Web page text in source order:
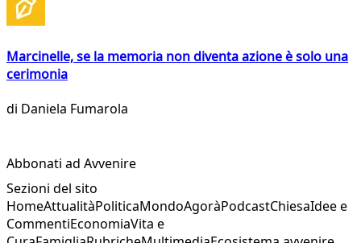
Marcinelle, se la memoria non diventa azione è solo una
cerimonia
di Daniela Fumarola
Abbonati ad Avvenire
Sezioni del sito
HomeAttualitàPoliticaMondoAgoràPodcastChiesaIdee e
CommentiEconomiaVita e